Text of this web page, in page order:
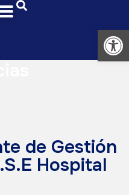
de Gestión
Hospital
Abrir